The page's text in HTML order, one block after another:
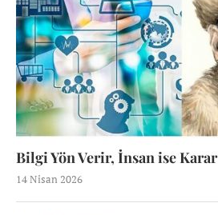
Bilgi Yön Verir, İnsan ise Karar
14 Nisan 2026